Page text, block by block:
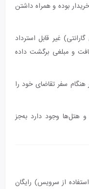
بوده و همراه داشتن
غیر قابل استرداد
و مبلغی برگشت داده
هنگام سفر تقاضای خود را
و هتل‌ها وجود دارد به‌جز
عدم استفاده از سرویس) رایگان